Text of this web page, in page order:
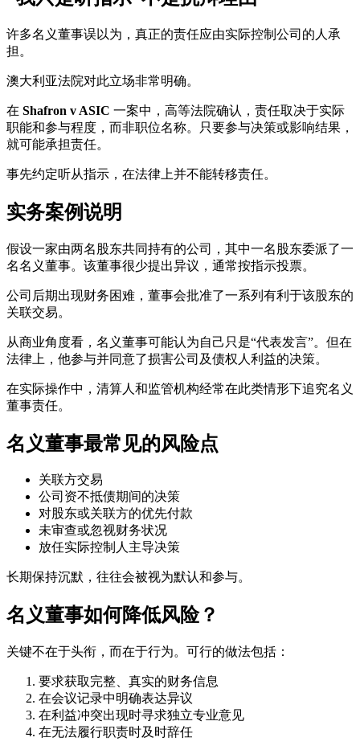
许多名义董事误以为，真正的责任应由实际控制公司的人承
担。
澳大利亚法院对此立场非常明确。
在 Shafron v ASIC 一案中，高等法院确认，责任取决于实际
职能和参与程度，而非职位名称。只要参与决策或影响结果，
就可能承担责任。
事先约定听从指示，在法律上并不能转移责任。
实务案例说明
假设一家由两名股东共同持有的公司，其中一名股东委派了一
名名义董事。该董事很少提出异议，通常按指示投票。
公司后期出现财务困难，董事会批准了一系列有利于该股东的
关联交易。
从商业角度看，名义董事可能认为自己只是“代表发言”。但在
法律上，他参与并同意了损害公司及债权人利益的决策。
在实际操作中，清算人和监管机构经常在此类情形下追究名义
董事责任。
名义董事最常见的风险点
关联方交易
公司资不抵债期间的决策
对股东或关联方的优先付款
未审查或忽视财务状况
放任实际控制人主导决策
长期保持沉默，往往会被视为默认和参与。
名义董事如何降低风险？
关键不在于头衔，而在于行为。可行的做法包括：
要求获取完整、真实的财务信息
在会议记录中明确表达异议
在利益冲突出现时寻求独立专业意见
在无法履行职责时及时辞任